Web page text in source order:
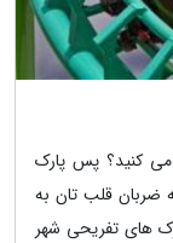
می کنید؟ پس پارک
ضربان قلب تان به
های تفریحی شهر